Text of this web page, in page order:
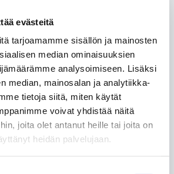
evästeitä
tarjoamamme sisällön ja mainosten
median ominaisuuksien
analysoimiseen. Lisäksi
median, mainosalan ja analytiikka-
tietoja siitä, miten käytät
voivat yhdistää näitä
joita olet antanut heille tai joita on
heidän palvelujaan.
Mitä kiertotalous
miettimään tekoälyn
Lähtöoletuksena on,
mahdollisuudet ja kaiken
sisältö keskittyy